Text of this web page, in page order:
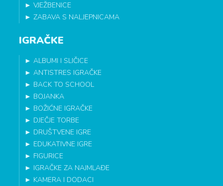
►VJEŽBENICE
►ZABAVA S NALJEPNICAMA
IGRAČKE
►ALBUMI I SLIČICE
►ANTISTRES IGRAČKE
► BACK TO SCHOOL
► BOJANKA
► BOŽIĆNE IGRAČKE
► DJEČJE TORBE
► DRUŠTVENE IGRE
► EDUKATIVNE IGRE
► FIGURICE
► IGRAČKE ZA NAJMLAĐE
► KAMERA I DODACI